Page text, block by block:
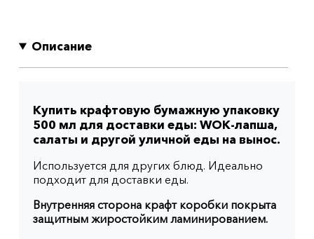
Описание
Купить крафтовую бумажную упаковку
500 мл для доставки еды: WOK-лапша,
салаты и другой уличной еды на вынос.
Используется для других блюд. Идеально
подходит для доставки еды.
Внутренняя сторона крафт коробки покрыта
защитным жиростойким ламинированием.